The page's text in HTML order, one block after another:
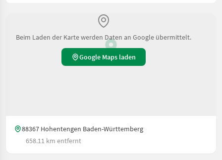
Beim Laden der Karte werden Daten an Google übermittelt.
Google Maps laden
88367 Hohentengen Baden-Württemberg
658.11 km entfernt